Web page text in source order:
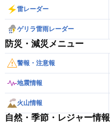
雷レーダー
ゲリラ雷雨レーダー
防災・減災メニュー
警報・注意報
地震情報
火山情報
自然・季節・レジャー情報